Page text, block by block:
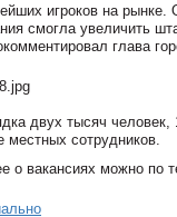
игроков на
смогла увеличить
глава
двух тысяч
местных сотрудников.
о вакансиях можно по